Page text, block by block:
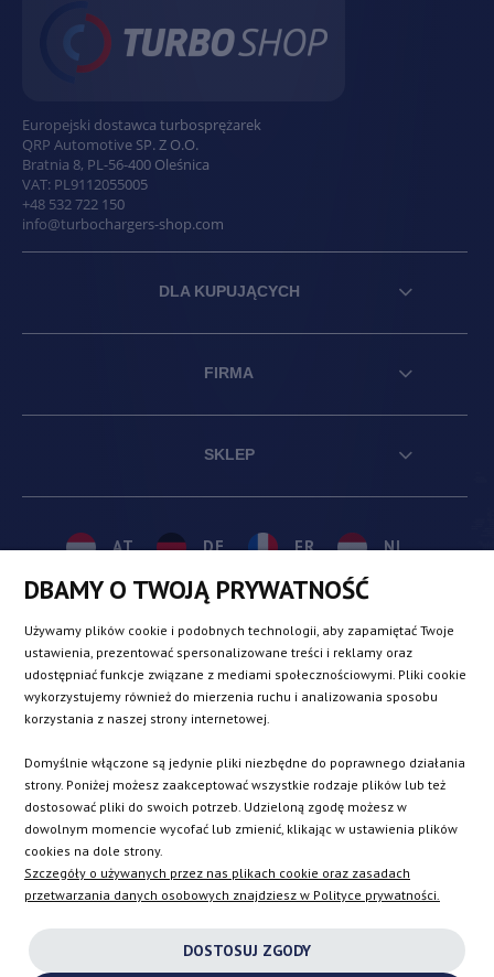
Europejski dostawca turbosprężarek
QRP Automotive SP. Z O.O.
Bratnia 8, PL -56-400 Oleśnica
VAT: PL9112055005
+48 532 722 150
info@turbochargers-shop.com
DLA KUPUJĄCYCH
FIRMA
SKLEP
AT
CZ
DE
ES
FR
IT
NL
SE
SK
DBAMY O TWOJĄ PRYWATNOŚĆ
Używamy plików cookie i podobnych technologii, aby zapamiętać Twoje
ustawienia, prezentować spersonalizowane treści i reklamy oraz
udostępniać funkcje związane z mediami społecznościowymi. Pliki cookie
wykorzystujemy również do mierzenia ruchu i analizowania sposobu
korzystania z naszej strony internetowej.
Domyślnie włączone są jedynie pliki niezbędne do poprawnego działania
strony. Poniżej możesz zaakceptować wszystkie rodzaje plików lub też
dostosować pliki do swoich potrzeb. Udzieloną zgodę możesz w
dowolnym momencie wycofać lub zmienić, klikając w ustawienia plików
cookies na dole strony.
Szczegóły o używanych przez nas plikach cookie oraz zasadach
przetwarzania danych osobowych znajdziesz w Polityce prywatności.
DOSTOSUJ ZGODY